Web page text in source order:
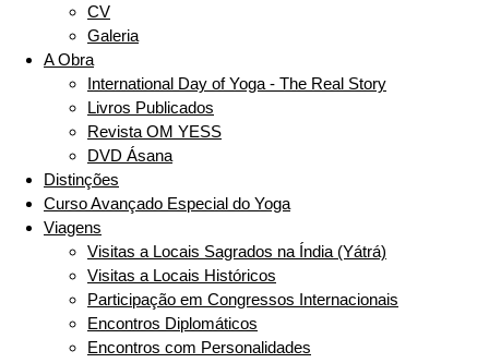
CV
Galeria
A Obra
International Day of Yoga - The Real Story
Livros Publicados
Revista OM YESS
DVD Ásana
Distinções
Curso Avançado Especial do Yoga
Viagens
Visitas a Locais Sagrados na Índia (Yátrá)
Visitas a Locais Históricos
Participação em Congressos Internacionais
Encontros Diplomáticos
Encontros com Personalidades